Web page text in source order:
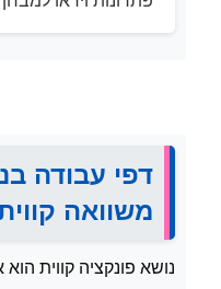
דפי עבודה
משוואה
נושא פונקציה קווית